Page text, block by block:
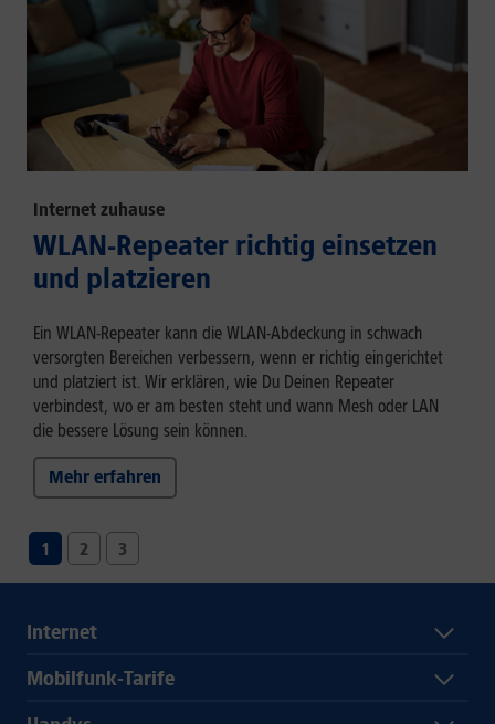
Internet zuhause
WLAN-Repeater richtig einsetzen
und platzieren
Ein WLAN-Repeater kann die WLAN-Abdeckung in schwach
versorgten Bereichen verbessern, wenn er richtig eingerichtet
und platziert ist. Wir erklären, wie Du Deinen Repeater
verbindest, wo er am besten steht und wann Mesh oder LAN
die bessere Lösung sein können.
Mehr erfahren
1 2 3
Internet
Mobilfunk-Tarife